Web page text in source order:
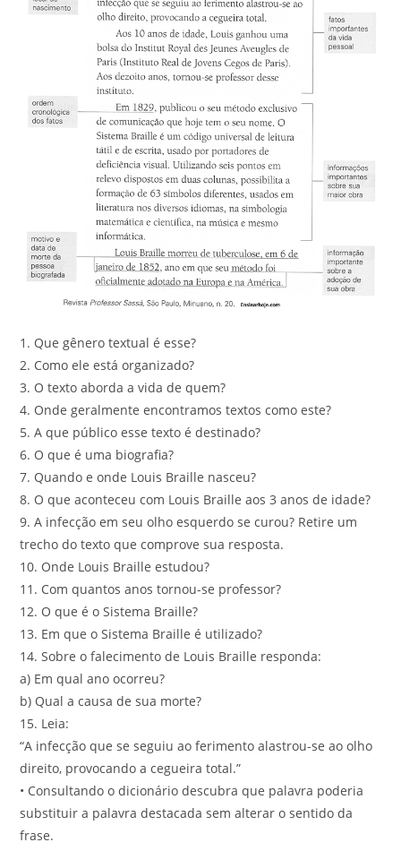
1. Que gênero textual é esse?
2. Como ele está organizado?
3. O texto aborda a vida de quem?
4. Onde geralmente encontramos textos como este?
5. A que público esse texto é destinado?
6. O que é uma biografia?
7. Quando e onde Louis Braille nasceu?
8. O que aconteceu com Louis Braille aos 3 anos de idade?
9. A infecção em seu olho esquerdo se curou? Retire um
trecho do texto que comprove sua resposta.
10. Onde Louis Braille estudou?
11. Com quantos anos tornou-se professor?
12. O que é o Sistema Braille?
13. Em que o Sistema Braille é utilizado?
14. Sobre o falecimento de Louis Braille responda:
a) Em qual ano ocorreu?
b) Qual a causa de sua morte?
15. Leia:
“A infecção que se seguiu ao ferimento alastrou-se ao olho
direito, provocando a cegueira total.”
• Consultando o dicionário descubra que palavra poderia
substituir a palavra destacada sem alterar o sentido da
frase.